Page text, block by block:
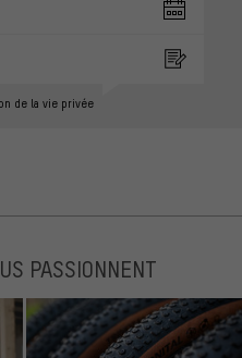
de la vie privée
PASSIONNENT